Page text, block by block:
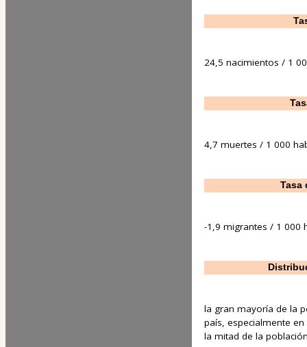
24,5 nacimientos / 1
4,7 muertes / 1 000
Tasa
-1,9 migrantes / 1 000
la gran mayoría de la
país, especialmente
la mitad de la